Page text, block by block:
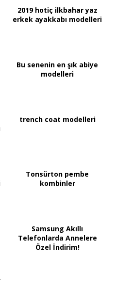
2019 hotiç ilkbahar yaz
erkek ayakkabı modelleri
Bu senenin en şık abiye
modelleri
trench coat modelleri
Tonsürton pembe
kombinler
Samsung Akıllı
Telefonlarda Annelere
Özel İndirim!